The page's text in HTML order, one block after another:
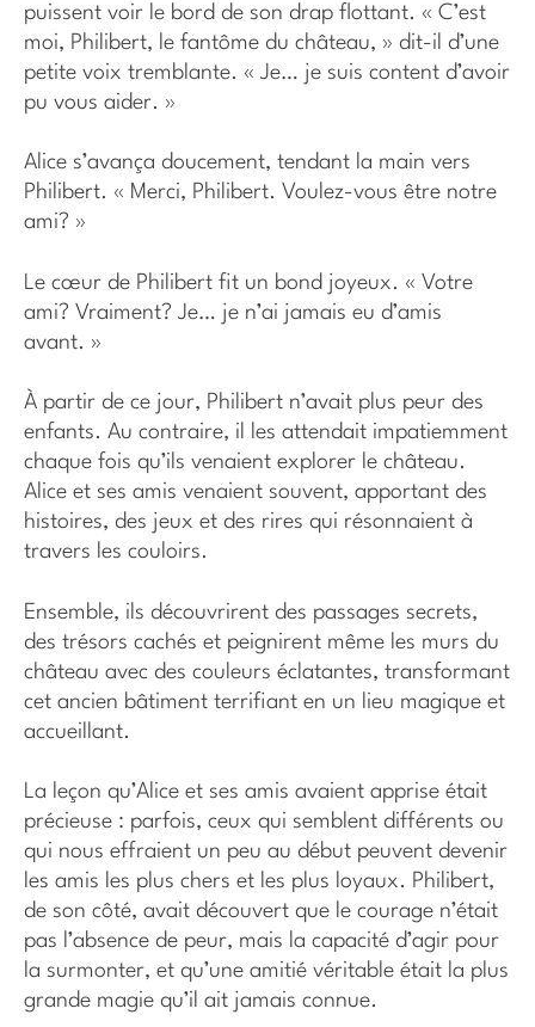
puissent voir le bord de son drap flottant. « C’est
moi, Philibert, le fantôme du château, » dit-il d’une
petite voix tremblante. « Je… je suis content d’avoir
pu vous aider. »
Alice s’avança doucement, tendant la main vers
Philibert. « Merci, Philibert. Voulez-vous être notre
ami? »
Le cœur de Philibert fit un bond joyeux. « Votre
ami? Vraiment? Je… je n’ai jamais eu d’amis
avant. »
À partir de ce jour, Philibert n’avait plus peur des
enfants. Au contraire, il les attendait impatiemment
chaque fois qu’ils venaient explorer le château.
Alice et ses amis venaient souvent, apportant des
histoires, des jeux et des rires qui résonnaient à
travers les couloirs.
Ensemble, ils découvrirent des passages secrets,
des trésors cachés et peignirent même les murs du
château avec des couleurs éclatantes, transformant
cet ancien bâtiment terrifiant en un lieu magique et
accueillant.
La leçon qu’Alice et ses amis avaient apprise était
précieuse : parfois, ceux qui semblent différents ou
qui nous effraient un peu au début peuvent devenir
les amis les plus chers et les plus loyaux. Philibert,
de son côté, avait découvert que le courage n’était
pas l’absence de peur, mais la capacité d’agir pour
la surmonter, et qu’une amitié véritable était la plus
grande magie qu’il ait jamais connue.